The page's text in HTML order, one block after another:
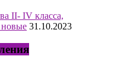
II- IV класса,
31.10.2023